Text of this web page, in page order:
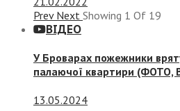
Prev Next Showing 1 Of 19
ВІДЕО
У Броварах пожежники
палаючої квартири (ФОТО,
13.05.2024